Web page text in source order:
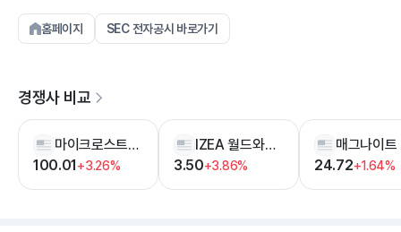
홈페이지 SEC 전자공시 바로가기
경쟁사 비교
마이크로스트레티지
100.01+3.26%
IZEA 월드와이드
3.50+3.86%
매그나이트
24.72+1.64%